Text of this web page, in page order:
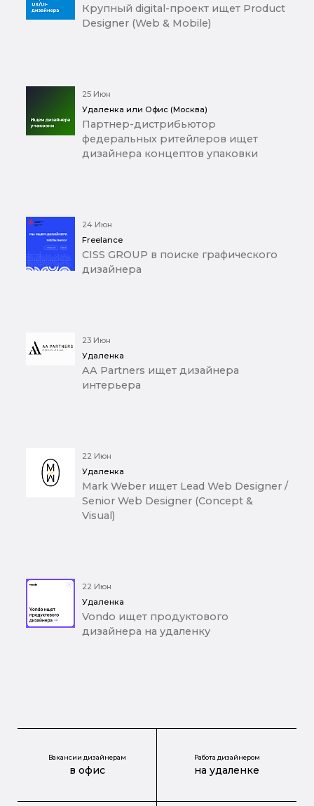
Крупный digital-проект ищет Product
Designer (Web & Mobile)
25 Июн
Удаленка или Офис (Москва)
Партнер-дистрибьютор
федеральных ритейлеров ищет
дизайнера концептов упаковки
24 Июн
Freelance
CISS GROUP в поиске графического
дизайнера
23 Июн
Удаленка
AA Partners ищет дизайнера
интерьера
22 Июн
Удаленка
Mark Weber ищет Lead Web Designer /
Senior Web Designer (Concept &
Visual)
22 Июн
Удаленка
Vondo ищет продуктового
дизайнера на удаленку
Вакансии дизайнерам
в офис
Работа дизайнером
на удаленке